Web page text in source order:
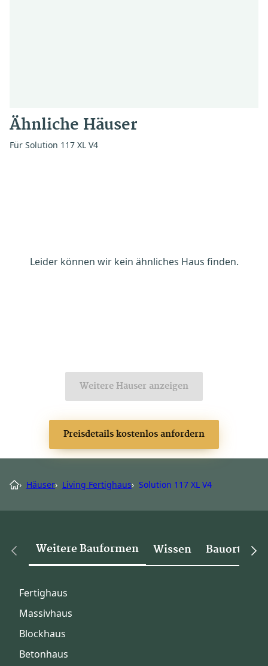
Ähnliche Häuser
Für Solution 117 XL V4
Leider können wir kein ähnliches Haus finden.
Weitere Häuser anzeigen
Preisdetails kostenlos anfordern
› Häuser› Living Fertighaus› Solution 117 XL V4
Weitere Bauformen Wissen Bauorte
Fertighaus
Massivhaus
Blockhaus
Betonhaus